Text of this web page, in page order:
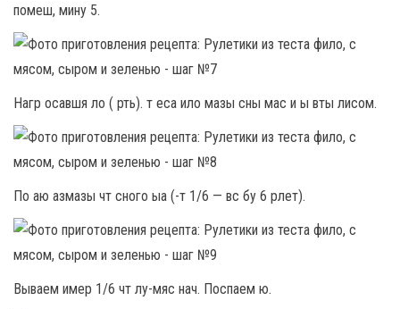
помеш, мину 5.
Нагр осавшя ло ( рть). т еса ило мазы сны мас и ы вты лисом.
По аю азмазы чт сного ыа (-т 1/6 — вс бу 6 рлет).
Вываем имер 1/6 чт лу-мяс нач. Поспаем ю.